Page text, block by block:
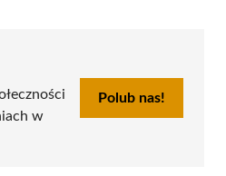
w
Polub nas!